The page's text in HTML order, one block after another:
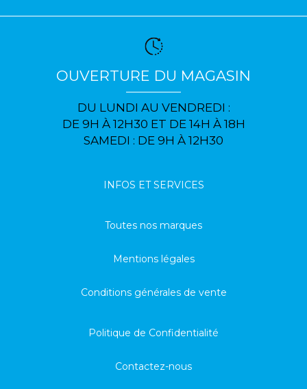
OUVERTURE DU MAGASIN
DU LUNDI AU VENDREDI :
DE 9H À 12H30 ET DE 14H À 18H
SAMEDI : DE 9H À 12H30
INFOS ET SERVICES
Toutes nos marques
Mentions légales
Conditions générales de vente
Politique de Confidentialité
Contactez-nous